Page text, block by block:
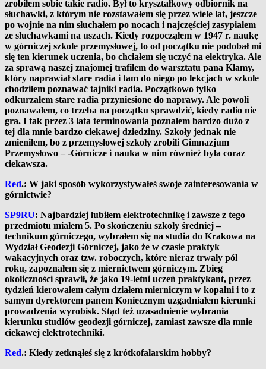
zrobiłem sobie takie radio. Był to kryształkowy odbiornik na
słuchawki, z którym nie rozstawałem się przez wiele lat, jeszcze
po wojnie na nim słuchałem po nocach i najczęściej zasypiałem
ze słuchawkami na uszach. Kiedy rozpocząłem w 1947 r. naukę
w górniczej szkole przemysłowej, to od początku nie podobał mi
się ten kierunek uczenia, bo chciałem się uczyć na elektryka. Ale
za sprawą naszej znajomej trafiłem do warsztatu pana Klamy,
który naprawiał stare radia i tam do niego po lekcjach w szkole
chodziłem poznawać tajniki radia. Początkowo tylko
odkurzałem stare radia przyniesione do naprawy. Ale powoli
poznawałem, co trzeba na początku sprawdzić, kiedy radio nie
gra. I tak przez 3 lata terminowania poznałem bardzo dużo z
tej dla mnie bardzo ciekawej dziedziny. Szkoły jednak nie
zmieniłem, bo z przemysłowej szkoły zrobili Gimnazjum
Przemysłowo – -Górnicze i nauka w nim również była coraz
ciekawsza.
Red.: W jaki sposób wykorzystywałeś swoje zainteresowania w
górnictwie?
SP9RU: Najbardziej lubiłem elektrotechnikę i zawsze z tego
przedmiotu miałem 5. Po skończeniu szkoły średniej –
technikum górniczego, wybrałem się na studia do Krakowa na
Wydział Geodezji Górniczej, jako że w czasie praktyk
wakacyjnych oraz tzw. roboczych, które nieraz trwały pół
roku, zapoznałem się z miernictwem górniczym. Zbieg
okoliczności sprawił, że jako 19-letni uczeń praktykant, przez
tydzień kierowałem całym działem mierniczym w kopalni i to z
samym dyrektorem panem Koniecznym uzgadniałem kierunki
prowadzenia wyrobisk. Stąd też uzasadnienie wybrania
kierunku studiów geodezji górniczej, zamiast zawsze dla mnie
ciekawej elektrotechniki.
Red.: Kiedy zetknąłeś się z krótkofalarskim hobby?